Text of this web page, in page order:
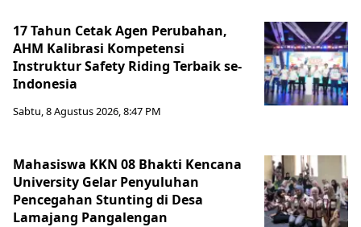
17 Tahun Cetak Agen Perubahan,
AHM Kalibrasi Kompetensi
Instruktur Safety Riding Terbaik se-
Indonesia
Sabtu, 8 Agustus 2026, 8:47 PM
Mahasiswa KKN 08 Bhakti Kencana
University Gelar Penyuluhan
Pencegahan Stunting di Desa
Lamajang Pangalengan